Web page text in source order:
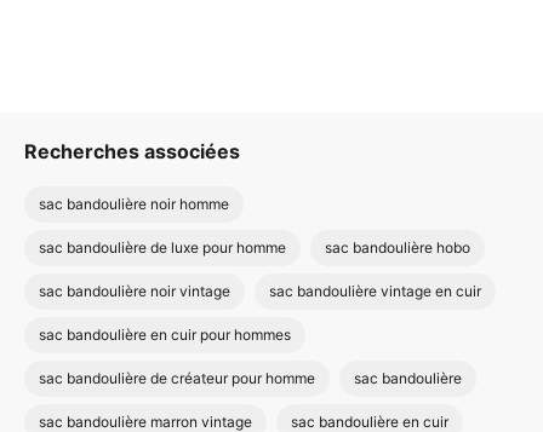
Recherches associées
sac bandoulière noir homme
sac bandoulière de luxe pour homme sac bandoulière hobo
sac bandoulière noir vintage sac bandoulière vintage en cuir
sac bandoulière en cuir pour hommes
sac bandoulière de créateur pour homme sac bandoulière
sac bandoulière marron vintage sac bandoulière en cuir